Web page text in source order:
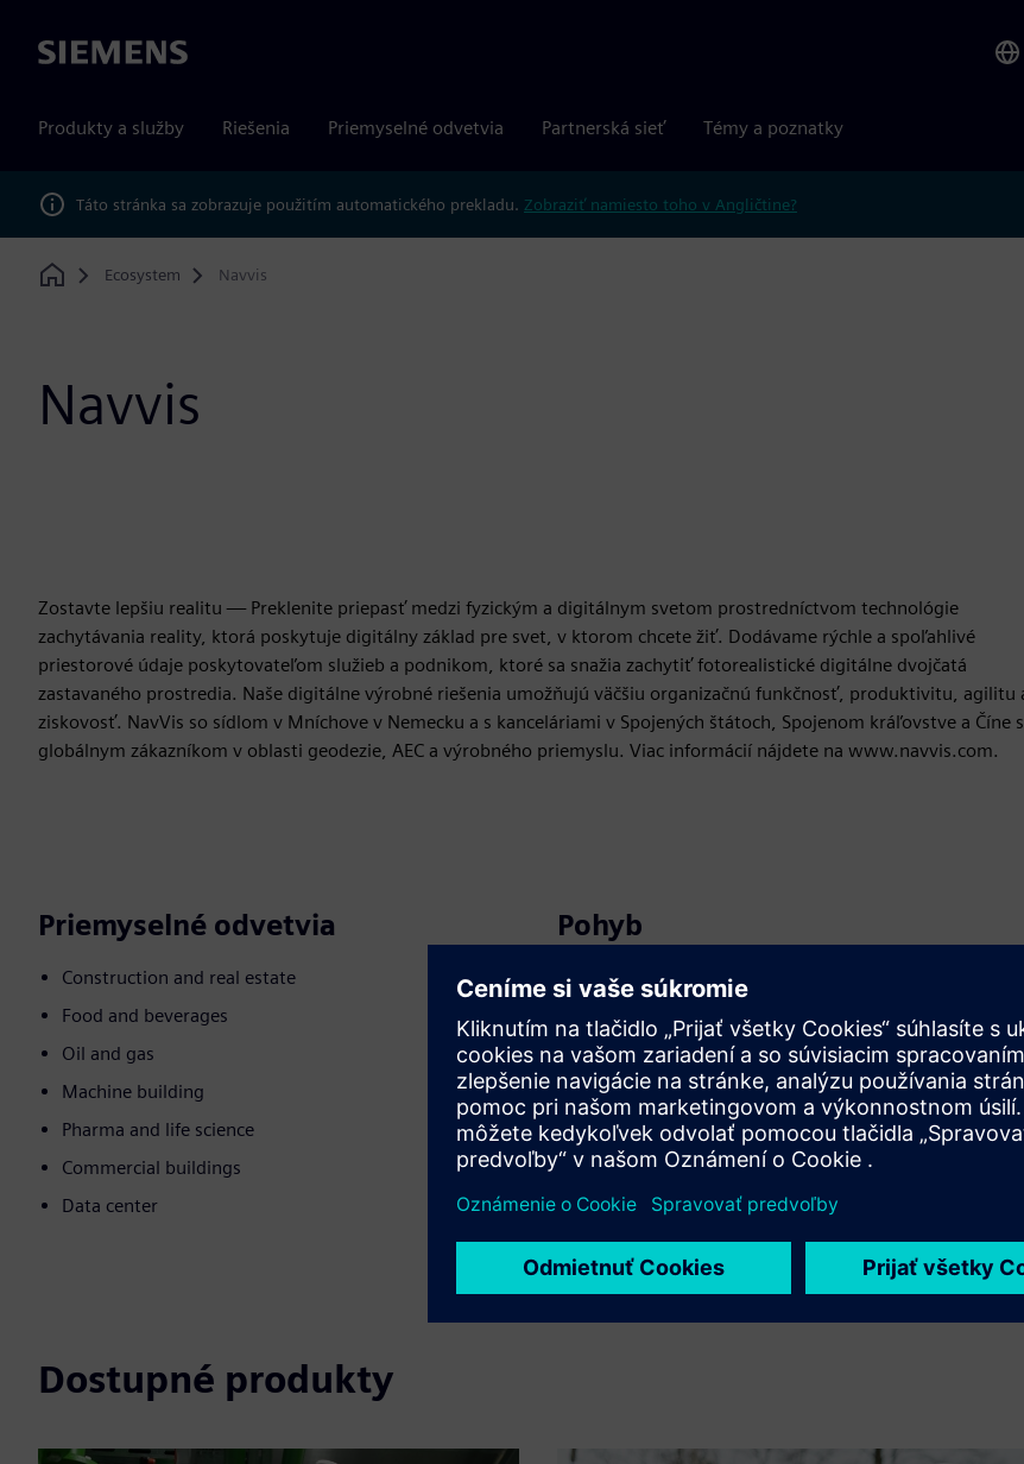
Siemens
Produkty a služby Riešenia Priemyselné odvetvia Partnerská sieť Témy a poznatky
Táto stránka sa zobrazuje použitím automatického prekladu. Zobraziť namiesto toho v Angličtine?
Home
Ecosystem Navvis
Navvis
Zostavte lepšiu realitu — Preklenite priepasť medzi fyzickým a digitálnym svetom prostredníctvom technológie
zachytávania reality, ktorá poskytuje digitálny základ pre svet, v ktorom chcete žiť. Dodávame rýchle a spoľahlivé
priestorové údaje poskytovateľom služieb a podnikom, ktoré sa snažia zachytiť fotorealistické digitálne dvojčatá
zastavaného prostredia. Naše digitálne výrobné riešenia umožňujú väčšiu organizačnú funkčnosť, produktivitu, agilitu
ziskovosť. NavVis so sídlom v Mníchove v Nemecku a s kanceláriami v Spojených štátoch, Spojenom kráľovstve a Číne
globálnym zákazníkom v oblasti geodezie, AEC a výrobného priemyslu. Viac informácií nájdete na www.navvis.com.
Priemyselné odvetvia
Construction and real estate
Food and beverages
Oil and gas
Machine building
Pharma and life science
Commercial buildings
Data center
Pohyb
Build
Xcelerator, vytvorením nového produktu, alebo vytvára
nové zákaznícke riešenie integráciou produktu Siemens
Xcelerator a vlastného produktu
Sell
Siemens Xcelerator
Dostupné produkty